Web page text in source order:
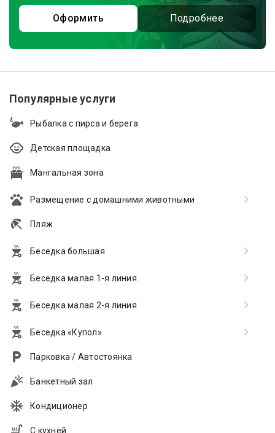
Оформить Подробнее
Популярные услуги
Рыбалка с пирса и берега
Детская площадка
Мангальная зона
Размещение с домашними животными
Пляж
Беседка большая
Беседка малая 1-я линия
Беседка малая 2-я линия
Беседка «Купол»
Парковка / Автостоянка
Банкетный зал
Кондиционер
С кухней